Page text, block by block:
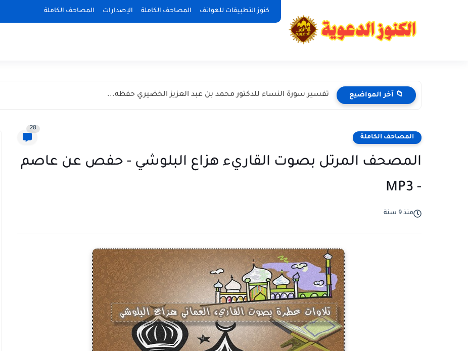
كنوز التطبيقات للهواتف المصاحف الكاملة الإصدارات المصاحف الكاملة
📁 آخر المواضيع تفسير سورة النساء للدكتور محمد بن عبد العزيز الخضيري حفظه...
المصاحف الكاملة
28
المصحف المرتل بصوت القاريء هزاع البلوشي - حفص عن عاصم
- MP3
منذ 9 سنة